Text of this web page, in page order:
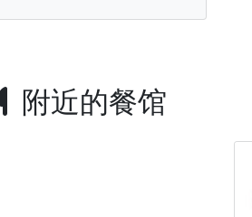
附近的餐馆